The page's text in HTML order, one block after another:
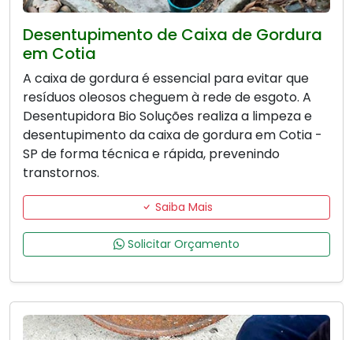
Desentupimento de Caixa de Gordura
em Cotia
A caixa de gordura é essencial para evitar que
resíduos oleosos cheguem à rede de esgoto. A
Desentupidora Bio Soluções realiza a limpeza e
desentupimento da caixa de gordura em Cotia -
SP de forma técnica e rápida, prevenindo
transtornos.
Saiba Mais
Solicitar Orçamento